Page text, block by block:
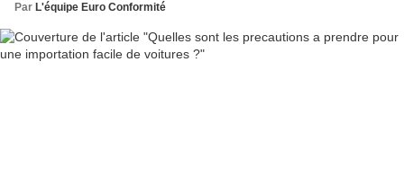
Par L'équipe Euro Conformité